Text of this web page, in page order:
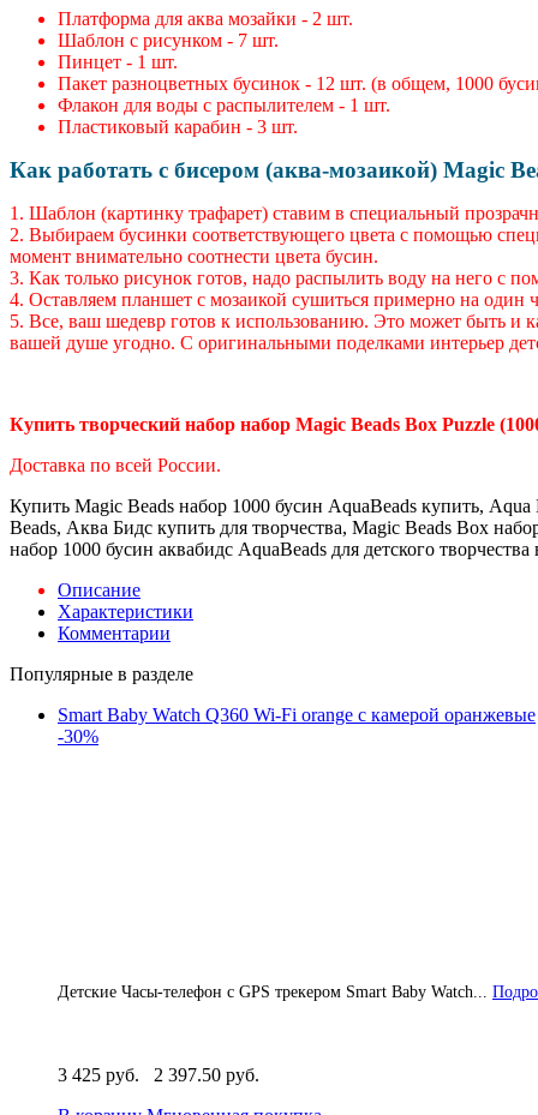
Платформа для аква мозайки - 2 шт.
Шаблон с рисунком - 7 шт.
Пинцет - 1 шт.
Пакет разноцветных бусинок - 12 шт. (в общем, 1000
Флакон для воды с распылителем - 1 шт.
Пластиковый карабин - 3 шт.
Как работать с бисером (аква-мозаикой) Magic
1. Шаблон (картинку трафарет) ставим в специальный
2. Выбираем бусинки соответствующего цвета с помощью
момент внимательно соотнести цвета бусин.
3. Как только рисунок готов, надо распылить воду на него с
4. Оставляем планшет с мозаикой сушиться примерно на один
5. Все, ваш шедевр готов к использованию. Это может быть и
вашей душе угодно. С оригинальными поделками интерьер
Купить творческий набор набор Magic Beads Box Puzzle
Доставка по всей России.
Купить Magic Beads набор 1000 бусин AquaBeads купить,
Beads, Аква Бидс купить для творчества, Magic Beads Box
набор 1000 бусин аквабидс AquaBeads для детского
Описание
Характеристики
Комментарии
Популярные в разделе
Smart Baby Watch Q360 Wi-Fi orange с камерой оранжевые
-30%
Детские Часы-телефон с GPS трекером Smart Baby Watch...
3 425 руб.
2 397.50 руб.